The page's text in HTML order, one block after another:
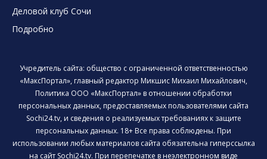
Деловой клуб Сочи
Подробно
Учредитель сайта: общество с ограниченной ответственностью
«МаксПортал», главный редактор Микшис Михаил Михайлович,
Политика ООО «МаксПортал» в отношении обработки
персональных данных, предоставляемых пользователями сайта
Sochi24.tv, и сведения о реализуемых требованиях к защите
персональных данных. 18+ Все права соблюдены. При
использовании любых материалов сайта обязательна гиперссылка
на сайт Sochi24.tv. При перепечатке в неэлектронном виде